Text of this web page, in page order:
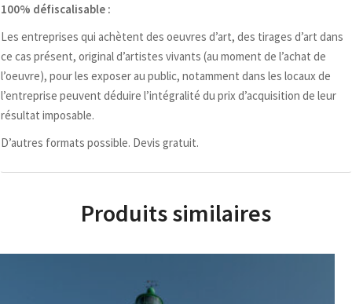
100% défiscalisable :
Les entreprises qui achètent des oeuvres d’art, des tirages d’art dans
ce cas présent, original d’artistes vivants (au moment de l’achat de
l’oeuvre), pour les exposer au public, notamment dans les locaux de
l’entreprise peuvent déduire l’intégralité du prix d’acquisition de leur
résultat imposable.
D’autres formats possible. Devis gratuit.
Produits similaires